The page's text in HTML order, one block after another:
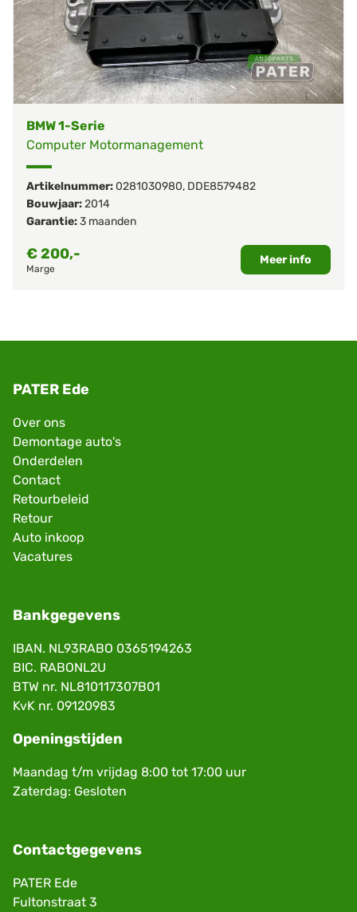
BMW 1-Serie
Computer Motormanagement
Artikelnummer:0281030980, DDE8579482
Bouwjaar:2014
Garantie:3 maanden
€200,-
Marge
Meer info
PATER Ede
Over ons
Demontage auto's
Onderdelen
Contact
Retourbeleid
Retour
Auto inkoop
Vacatures
Bankgegevens
IBAN. NL93RABO 0365194263
BIC. RABONL2U
BTW nr. NL810117307B01
KvK nr. 09120983
Openingstijden
Maandag t/m vrijdag 8:00 tot 17:00 uur
Zaterdag: Gesloten
Contactgegevens
PATER Ede
Fultonstraat 3